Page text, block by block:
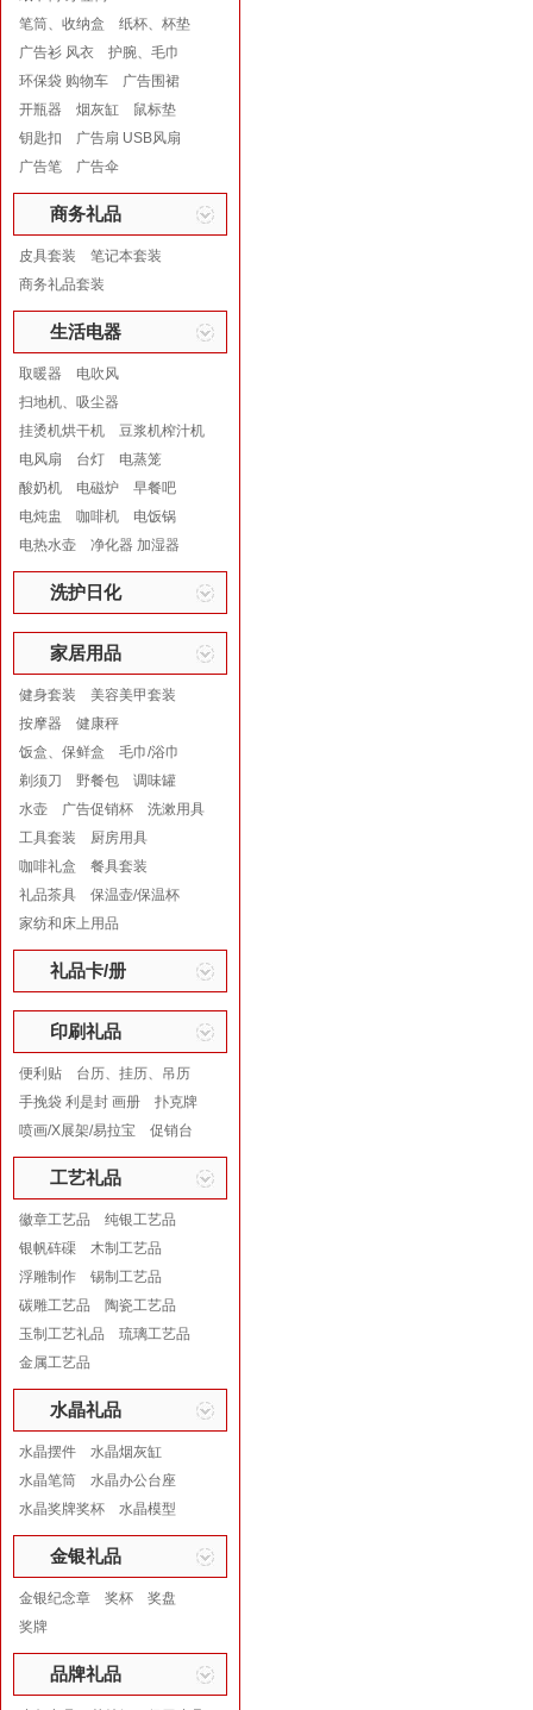
笔筒、收纳盒
纸杯、杯垫
广告衫 风衣
护腕、毛巾
环保袋 购物车
广告围裙
开瓶器
烟灰缸
鼠标垫
钥匙扣
广告扇 USB风扇
广告笔
广告伞
商务礼品
皮具套装
笔记本套装
商务礼品套装
生活电器
取暖器
电吹风
扫地机、吸尘器
挂烫机烘干机
豆浆机榨汁机
电风扇
台灯
电蒸笼
酸奶机
电磁炉
早餐吧
电炖盅
咖啡机
电饭锅
电热水壶
净化器 加湿器
洗护日化
家居用品
健身套装
美容美甲套装
按摩器
健康秤
饭盒、保鲜盒
毛巾/浴巾
剃须刀
野餐包
调味罐
水壶
广告促销杯
洗漱用具
工具套装
厨房用具
咖啡礼盒
餐具套装
礼品茶具
保温壶/保温杯
家纺和床上用品
礼品卡/册
印刷礼品
便利贴
台历、挂历、吊历
手挽袋 利是封 画册
扑克牌
喷画/X展架/易拉宝
促销台
工艺礼品
徽章工艺品
纯银工艺品
银帆砗磲
木制工艺品
浮雕制作
锡制工艺品
碳雕工艺品
陶瓷工艺品
玉制工艺礼品
琉璃工艺品
金属工艺品
水晶礼品
水晶摆件
水晶烟灰缸
水晶笔筒
水晶办公台座
水晶奖牌奖杯
水晶模型
金银礼品
金银纪念章 奖杯
奖盘
奖牌
品牌礼品